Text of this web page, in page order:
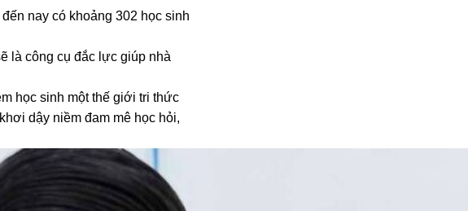
nay có khoảng 302 học sinh
là công cụ đắc lực giúp nhà
học sinh một thế giới tri thức
dậy niềm đam mê học hỏi,